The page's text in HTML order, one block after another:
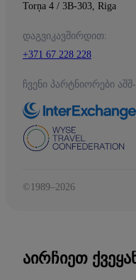
Torņa 4 / 3B-303, Riga
დაგვიკავშირდით:
+371 67 228 228
ჩვენი პარტნიორები
©1989–2026
ᲐᲘᲠᲩᲘᲔᲗ